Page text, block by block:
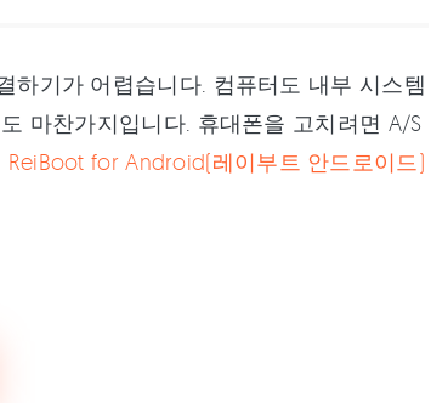
하기가 어렵습니다. 컴퓨터도 내부 시스템
마찬가지입니다. 휴대폰을 고치려면 A/S
ReiBoot for Android(레이부트 안드로이드)